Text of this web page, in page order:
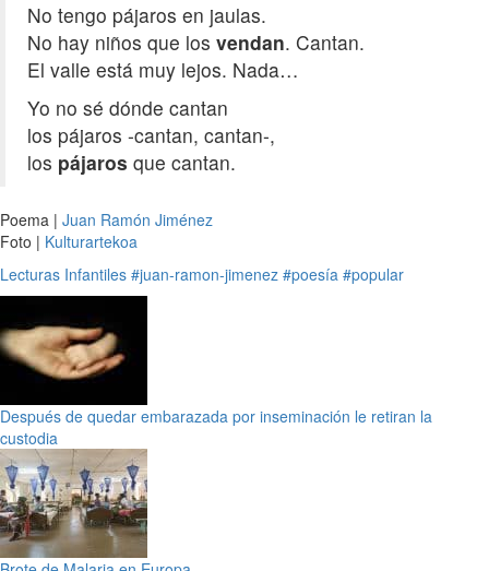
No tengo pájaros en jaulas.
No hay niños que los vendan. Cantan.
El valle está muy lejos. Nada…
Yo no sé dónde cantan
los pájaros -cantan, cantan-,
los pájaros que cantan.
Poema | Juan Ramón Jiménez
Foto | Kulturartekoa
Lecturas Infantiles #juan-ramon-jimenez #poesía #popular
Después de quedar embarazada por inseminación le retiran la
custodia